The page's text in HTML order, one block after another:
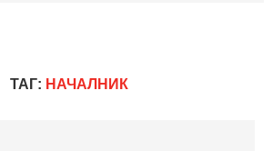
ТАГ: НАЧАЛНИК